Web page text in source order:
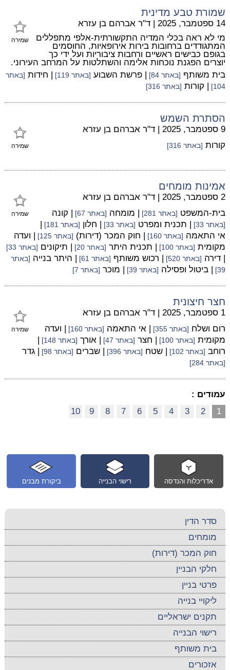
שמורת טבע מדינית
שמירה
14 ספטמבר, 2025 | ד"ר אברהם בן עזרא
מי לא ראה בכלי המדיה התקשורתית-אלפי מתפללים
המתגודדים ברחובות בירות אירופאיות, החוסמים
בגופם כבישים ראשיים ורחבות ציבוריות ועל ידי כך
יוצרים הפגנת נוכחות אלימה והשתלטות על המרחב העירוני.
בית משותף [באתר 84] | פרשת השבוע [באתר 119] | חידות [באתר
104]
| קורות [באתר 316]
הסתרת השמש
שמירה
9 ספטמבר, 2025 | ד"ר אברהם בן עזרא
קורות [באתר 316]
אמינות מומחים
שמירה
2 ספטמבר, 2025 | ד"ר אברהם בן עזרא
בית-המשפט [באתר 281] | מומחה [באתר 67] | קונה
[באתר 33] | תכנית ומפרט [באתר 33] | חלון [באתר 181]
|
אי התאמה [באתר 160] | חוק המכר (דירות) [באתר 125]
| ועדה
מקומית [באתר 100] | תכנית היתר [באתר 20] | תיקונים [באתר 33]
| דירה [באתר 520] | רכוש משותף [באתר 61] | היתר בנייה [באתר
39]
| ביטול ופסילה [באתר 39] | מוכר [באתר 7]
חצר חיצונית
שמירה
1 ספטמבר, 2025 | ד"ר אברהם בן עזרא
רום ושלח [באתר 355] | אי התאמה [באתר 160]
| ועדה
מקומית [באתר 100] | חצר [באתר 47] | אורך [באתר 148]
|
רוחב [באתר 102] | שטח [באתר 396] | שברים [באתר 98] | גדר
[באתר 284]
עמודים :
1
2
3
4
5
6
7
8
9
10
ביקורת מבנים רישוי הבנייה אדריכלות והנדסה
סדר הדין
מומחים
חוק המכר (דירות)
חלקי הבניין
פרטי בניין
ליקויי בנייה
תקנים ישראליים
רישוי הבנייה
בית משותף
אזכורים